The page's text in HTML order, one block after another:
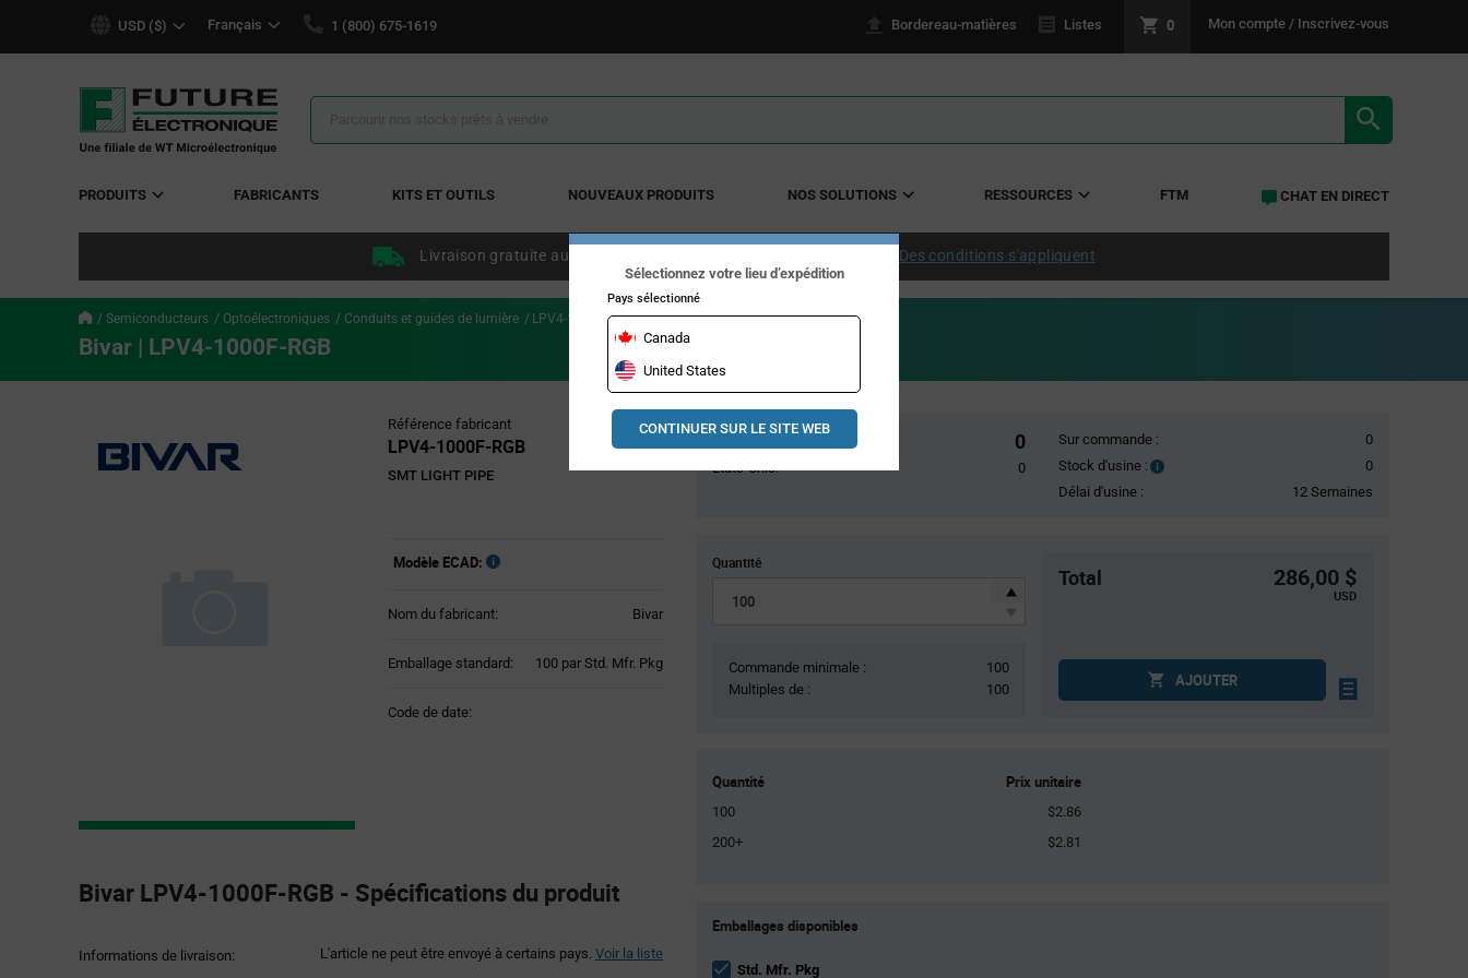
USD ($) Français 1 (800) 675-1619 Bordereau-matières Listes 0 Mon compte / Inscrivez-vous
Résultats
la
PRODUITS FABRICANTS KITS ET OUTILS NOUVEAUX PRODUITS NOS SOLUTIONS RESSOURCES FTM CHAT EN DIRECT
Livraison gratuite aux États-Unis continentaux à partir de 50 $ US. Des conditions s'appliquent
Semiconducteurs Optoélectroniques Conduits et guides de lumière LPV4-1000F-RGB
Bivar | LPV4-1000F-RGB
Référence fabricant
LPV4-1000F-RGB
SMT LIGHT PIPE
Modèle ECAD:
Nom du fabricant: Bivar
Emballage standard:
Product
100 par Std. Mfr. Pkg
Code de date:
Specification
Section
Bivar LPV4-1000F-RGB - Spécifications du produit
Informations de livraison: L'article ne peut être envoyé à certains pays. Voir la liste
Pricing
Stock global 0
États-Unis: 0
Sur commande :
0
Stock d'usine :
Stock
0
Délai d'usine :
12 Semaines
Quantité
Commande minimale :
100
Multiples de :
100
Total 286,00 $
USD
AJOUTER
Quantité Prix unitaire
100
$2.86
200+
$2.81
Variant
section
Emballages disponibles
Std. Mfr. Pkg
Sélectionnez votre lieu d’expédition
Pays sélectionné
Canada
United States
CONTINUER SUR LE SITE WEB